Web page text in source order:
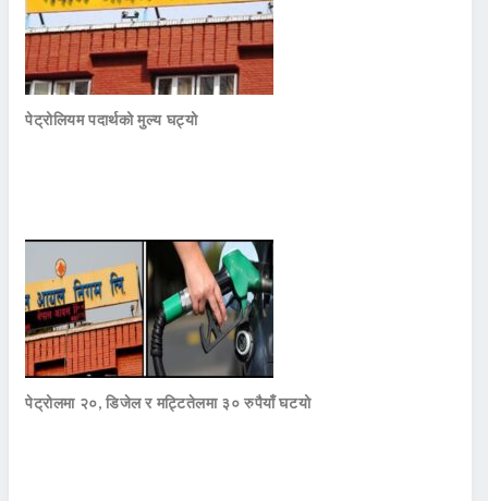
पेट्रोलियम पदार्थको मुल्य घट्यो
पेट्रोलमा २०, डिजेल र मट्टितेलमा ३० रुपैयाँ घटयो